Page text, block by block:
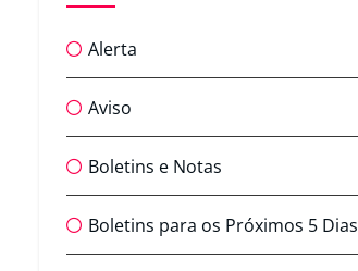
Alerta
Aviso
Boletins e Notas
Boletins para os Próximos 5 Dias